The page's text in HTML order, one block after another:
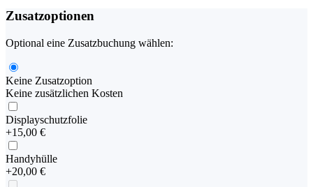
Zusatzoptionen
Optional eine Zusatzbuchung wählen:
Keine Zusatzoption
Keine zusätzlichen Kosten
Displayschutzfolie
+15,00 €
Handyhülle
+20,00 €